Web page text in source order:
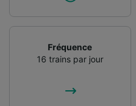
Fréquence
16 trains par jour